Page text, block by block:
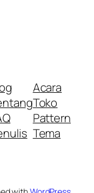
Acara
Toko
Pattern
Tema